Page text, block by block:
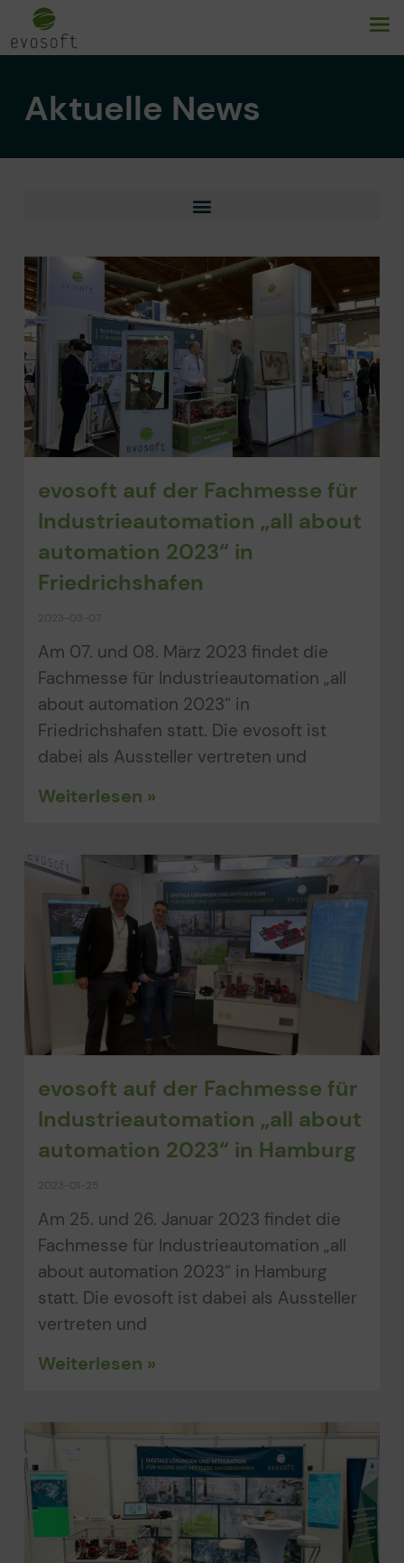
Aktuelle News
evosoft auf der Fachmesse für
Industrieautomation „all about
automation 2023“ in
Friedrichshafen
2023-03-07
Am 07. und 08. März 2023 findet die
Fachmesse für Industrieautomation „all
about automation 2023“ in
Friedrichshafen statt. Die evosoft ist
dabei als Aussteller vertreten und
Weiterlesen »
evosoft auf der Fachmesse für
Industrieautomation „all about
automation 2023“ in Hamburg
2023-01-25
Am 25. und 26. Januar 2023 findet die
Fachmesse für Industrieautomation „all
about automation 2023“ in Hamburg
statt. Die evosoft ist dabei als Aussteller
vertreten und
Weiterlesen »